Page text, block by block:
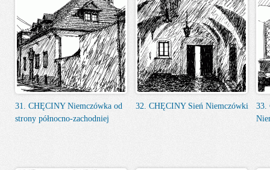
31. CHĘCINY Niemczówka od
strony północno-zachodniej
32. CHĘCINY Sień Niemczówki
33.